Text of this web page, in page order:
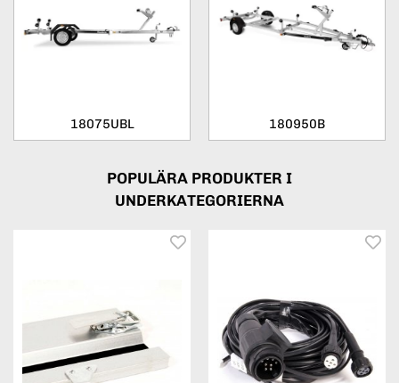
18075UBL 180950B
POPULÄRA PRODUKTER I
UNDERKATEGORIERNA